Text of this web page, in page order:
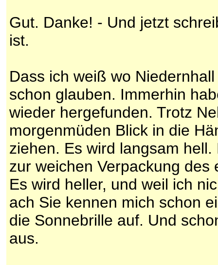
Gut. Danke! - Und jetzt
ist.
Dass ich weiß wo
schon glauben. Immerhin
wieder hergefunden. Trotz
morgenmüden Blick in die
ziehen. Es wird langsam
zur weichen Verpackung des
Es wird heller, und weil ich
ach Sie kennen mich schon
die Sonnebrille auf. Und
aus.